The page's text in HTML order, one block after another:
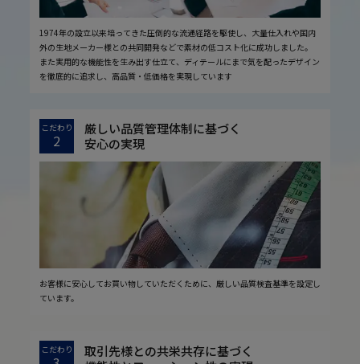
1974年の設立以来培ってきた圧倒的な流通経路を駆使し、大量仕入れや国内
外の生地メーカー様との共同開発などで素材の低コスト化に成功しました。
また実用的な機能性を生み出す仕立て、ディテールにまで気を配ったデザイン
を徹底的に追求し、高品質・低価格を実現しています
こだわり
2
厳しい品質管理体制に基づく
安心の実現
お客様に安心してお買い物していただくために、厳しい品質検査基準を設定し
ています。
こだわり
取引先様との共栄共存に基づく